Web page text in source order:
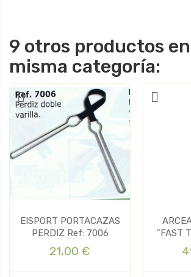
9 otros productos
misma categoría:
EISPORT PORTACAZAS
PERDIZ Ref: 7006
21,00 €
"FAST